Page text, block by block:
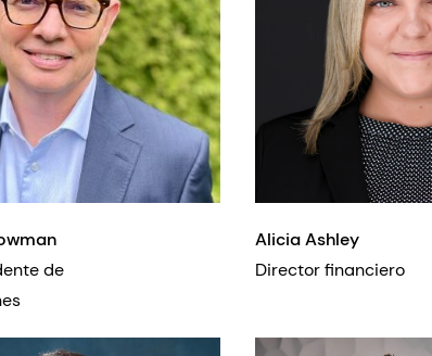
de
Alicia Ashley
Director